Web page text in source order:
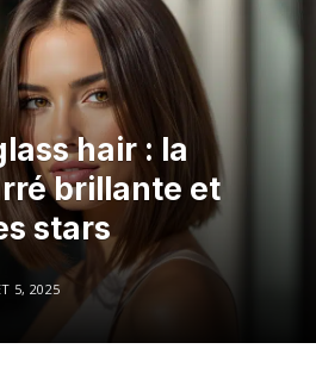
hair : la
brillante et
stars
5, 2025